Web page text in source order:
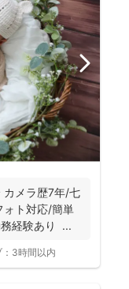
カメラ歴7年/七
ォト対応/簡単
経験あり ...
3時間以内